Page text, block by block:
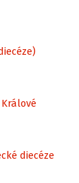
diecéze